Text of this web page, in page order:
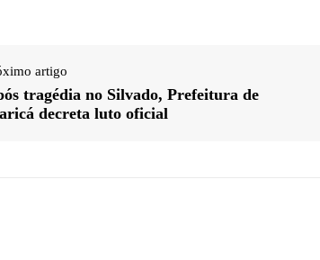
artigo
tragédia no Silvado, Prefeitura de
decreta luto oficial